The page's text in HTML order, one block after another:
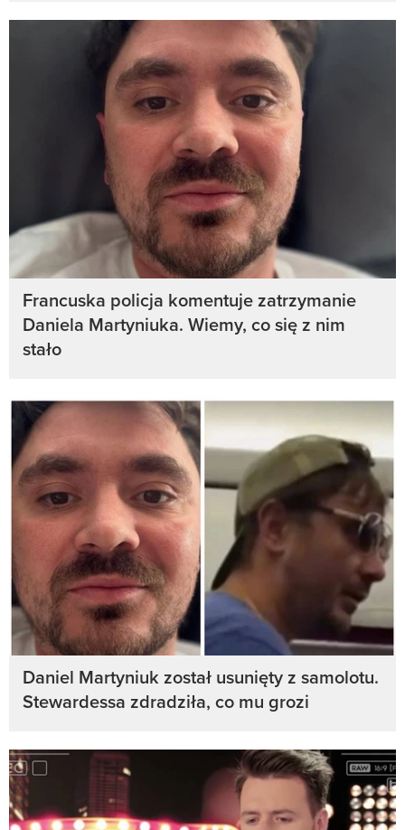
Francuska policja komentuje zatrzymanie
Daniela Martyniuka. Wiemy, co się z nim
stało
Daniel Martyniuk został usunięty z samolotu.
Stewardessa zdradziła, co mu grozi